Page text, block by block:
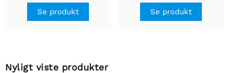
Se produkt Se produkt
Nyligt viste produkter